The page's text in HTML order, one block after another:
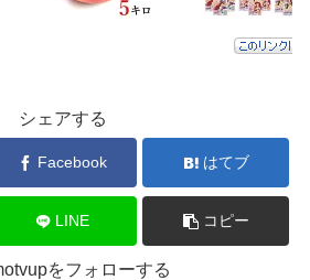
シェアする
Facebook はてブ
LINE コピー
をフォローする